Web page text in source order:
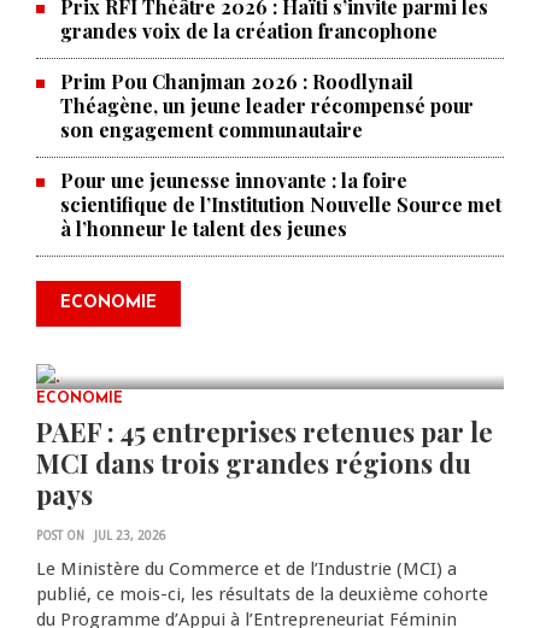
Prix RFI Théâtre 2026 : Haïti s’invite parmi les
grandes voix de la création francophone
Prim Pou Chanjman 2026 : Roodlynail
Théagène, un jeune leader récompensé pour
son engagement communautaire
Pour une jeunesse innovante : la foire
scientifique de l’Institution Nouvelle Source met
à l’honneur le talent des jeunes
ECONOMIE
0 COMMENTS
Produire le savoir pour
transformer Haïti : BRH lance la
2ᵉ édition de ses Journées
scientifiques
ECONOMIE
PAEF : 45 entreprises retenues par le
MCI dans trois grandes régions du
pays
POST ON JUL 23, 2026
Le Ministère du Commerce et de l’Industrie (MCI) a
publié, ce mois-ci, les résultats de la deuxième cohorte
du Programme d’Appui à l’Entrepreneuriat Féminin